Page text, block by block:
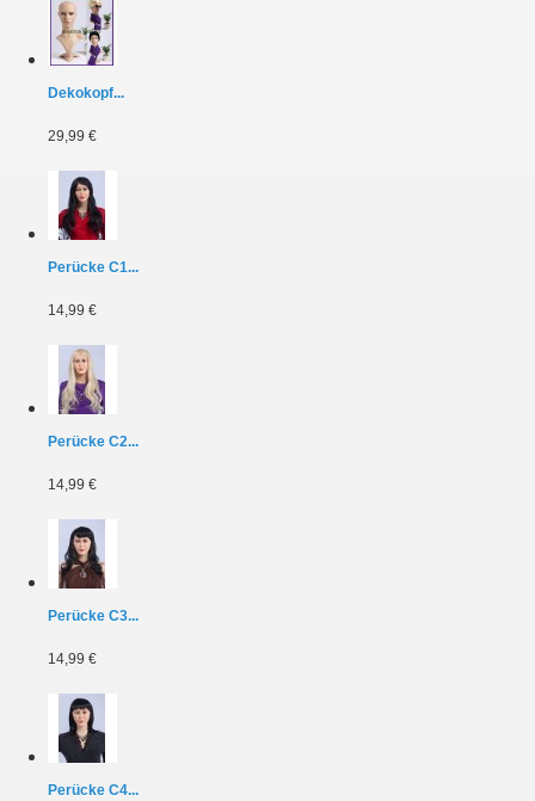
Dekokopf...
29,99 €
Perücke C1...
14,99 €
Perücke C2...
14,99 €
Perücke C3...
14,99 €
Perücke C4...